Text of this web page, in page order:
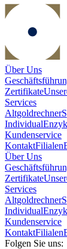
Über Uns
Zertifikate
Services
Altgoldrechner
Individual
Kundenservice
KontaktFilialen
Über Uns
Zertifikate
Services
Altgoldrechner
Individual
Kundenservice
KontaktFilialen
Folgen Sie uns: